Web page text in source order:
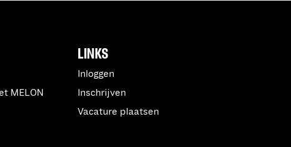
LINKS
Inloggen
Inschrijven
Vacature plaatsen
MELON